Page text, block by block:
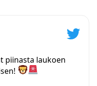
piinasta laukoen